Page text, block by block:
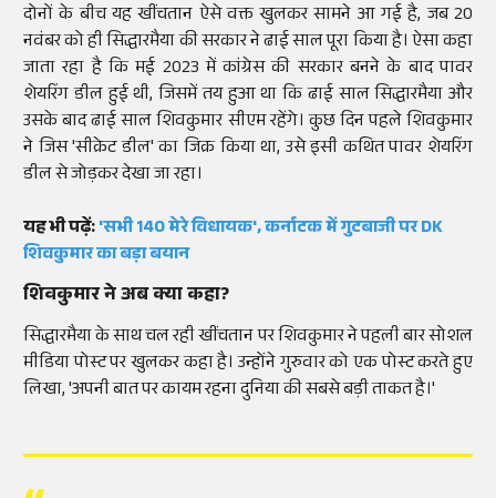
दोनों के बीच यह खींचतान ऐसे वक्त खुलकर सामने आ गई है, जब 20
नवंबर को ही सिद्धारमैया की सरकार ने ढाई साल पूरा किया है। ऐसा कहा
जाता रहा है कि मई 2023 में कांग्रेस की सरकार बनने के बाद पावर
शेयरिंग डील हुई थी, जिसमें तय हुआ था कि ढाई साल सिद्धारमैया और
उसके बाद ढाई साल शिवकुमार सीएम रहेंगे। कुछ दिन पहले शिवकुमार
ने जिस 'सीक्रेट डील' का जिक्र किया था, उसे इसी कथित पावर शेयरिंग
डील से जोड़कर देखा जा रहा।
यह भी पढ़ें:'सभी 140 मेरे विधायक', कर्नाटक में गुटबाजी पर DK
शिवकुमार का बड़ा बयान
शिवकुमार ने अब क्या कहा?
सिद्धारमैया के साथ चल रही खींचतान पर शिवकुमार ने पहली बार सोशल
मीडिया पोस्ट पर खुलकर कहा है। उन्होंने गुरुवार को एक पोस्ट करते हुए
लिखा, 'अपनी बात पर कायम रहना दुनिया की सबसे बड़ी ताकत है।'